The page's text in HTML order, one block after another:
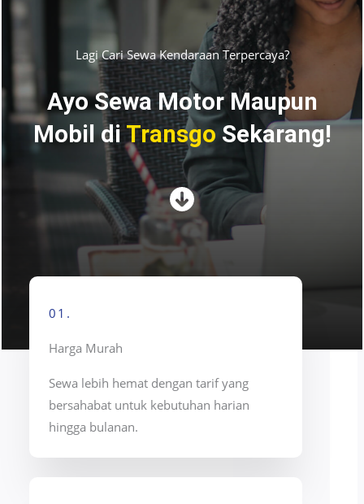
Lagi Cari Sewa Kendaraan Terpercaya?
Ayo Sewa Motor Maupun
Mobil di Transgo Sekarang!
01.
Harga Murah
Sewa lebih hemat dengan tarif yang
bersahabat untuk kebutuhan harian
hingga bulanan.